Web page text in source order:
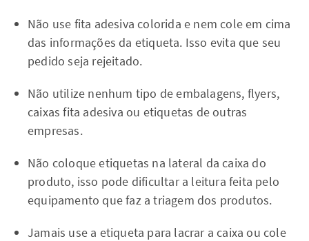
Não use fita adesiva colorida e nem cole em cima
das informações da etiqueta. Isso evita que seu
pedido seja rejeitado.
Não utilize nenhum tipo de embalagens, flyers,
caixas fita adesiva ou etiquetas de outras
empresas.
Não coloque etiquetas na lateral da caixa do
produto, isso pode dificultar a leitura feita pelo
equipamento que faz a triagem dos produtos.
Jamais use a etiqueta para lacrar a caixa ou cole